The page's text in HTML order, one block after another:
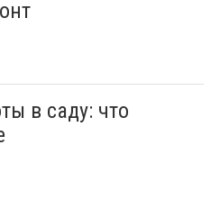
в саду: что